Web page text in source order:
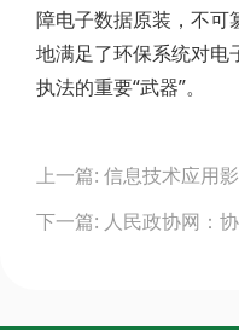
障电子数据原装，不可
地满足了环保系统对电
执法的重要“武器”。
navigation